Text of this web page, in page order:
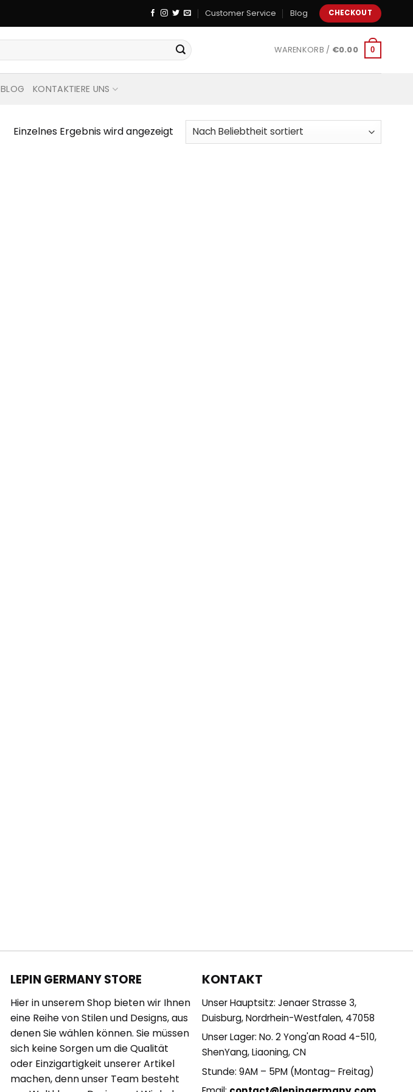
Customer Service Blog CHECKOUT
WARENKORB / €0.00 0
BLOG KONTAKTIERE UNS
Einzelnes Ergebnis wird angezeigt
LEPIN GERMANY STORE
Hier in unserem Shop bieten wir Ihnen
eine Reihe von Stilen und Designs, aus
denen Sie wählen können. Sie müssen
sich keine Sorgen um die Qualität
oder Einzigartigkeit unserer Artikel
machen, denn unser Team besteht
KONTAKT
Unser Hauptsitz: Jenaer Strasse 3,
Duisburg, Nordrhein-Westfalen, 47058
Unser Lager: No. 2 Yong'an Road 4-510,
ShenYang, Liaoning, CN
Stunde: 9AM – 5PM (Montag– Freitag)